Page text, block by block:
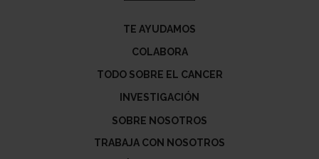
TE AYUDAMOS
COLABORA
TODO SOBRE EL CANCER
INVESTIGACIÓN
SOBRE NOSOTROS
TRABAJA CON NOSOTROS